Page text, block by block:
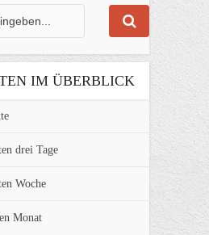
IM ÜBERBLICK
drei Tage
Woche
Monat